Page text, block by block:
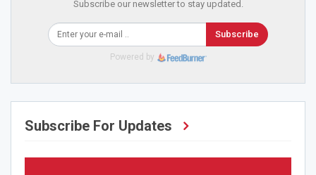
Subscribe our newsletter to stay updated.
Subscribe
Powered by
Subscribe For Updates